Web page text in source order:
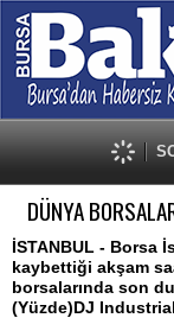
DÜNYA
İSTANBUL - Borsa
kaybettiği akşam
borsalarında son
(Yüzde)DJ